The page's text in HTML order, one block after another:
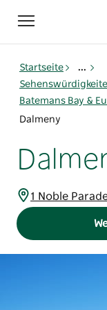
Toggle
navigation
Startseite
...
Batemans Bay &
Dalmeny
1 Noble